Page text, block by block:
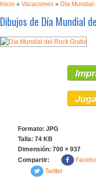
Inicio » Vacaciones » Día Mundial
Dibujos de Día Mundial
Formato: JPG
Talla: 74 KB
Dimensión: 700 × 937
Compartir:
Twitter